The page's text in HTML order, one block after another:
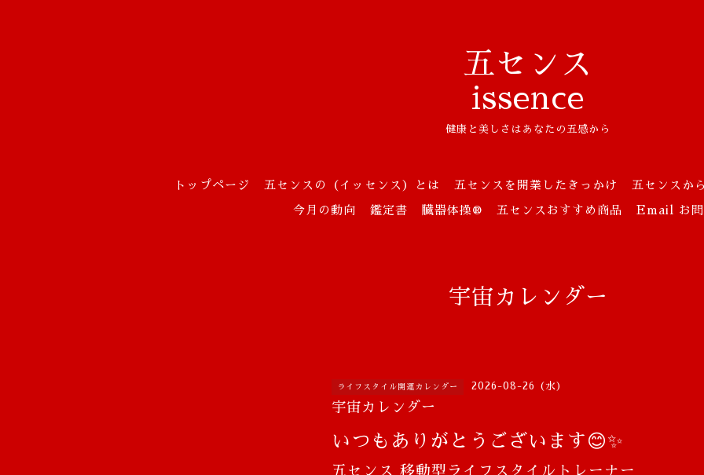
五センス
issence
健康と美しさはあなたの五感から
トップページ 五センスの（イッセンス）とは 五センスを開業したきっかけ 五センスか
今月の動向 鑑定書 臓器体操® 五センスおすすめ商品 Email お問
宇宙カレンダー
ライフスタイル開運カレンダー 2026-08-26 (水)
宇宙カレンダー
いつもありがとうございます😊✨
五センス 移動型ライフスタイルトレーナー